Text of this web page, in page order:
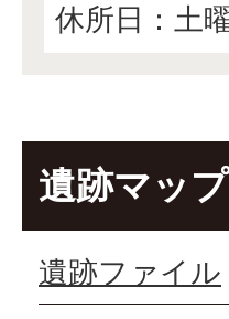
休所日：土
遺跡マップ
遺跡ファイル